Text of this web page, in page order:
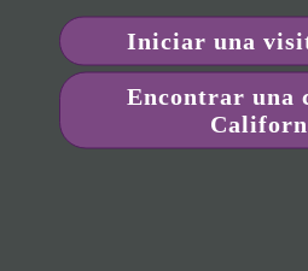
Iniciar una
Encontrar una